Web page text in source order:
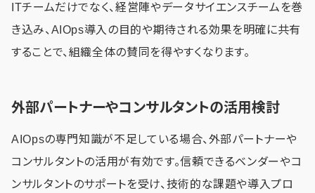
ITチームだけでなく、経営陣やデータサイエンスチームを巻
き込み、AIOps導入の目的や期待される効果を明確に共有
することで、組織全体の賛同を得やすくなります。
外部パートナーやコンサルタントの活用検討
AIOpsの専門知識が不足している場合、外部パートナーや
コンサルタントの活用が有効です。信頼できるベンダーやコ
ンサルタントのサポートを受け、技術的な課題や導入プロ